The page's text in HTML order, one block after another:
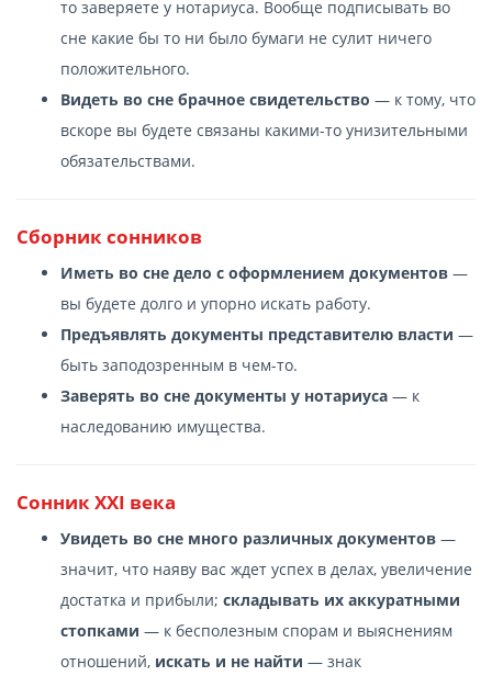
то заверяете у нотариуса. Вообще подписывать во
сне какие бы то ни было бумаги не сулит ничего
положительного.
Видеть во сне брачное свидетельство — к тому, что
вскоре вы будете связаны какими-то унизительными
обязательствами.
Сборник сонников
Иметь во сне дело с оформлением документов —
вы будете долго и упорно искать работу.
Предъявлять документы представителю власти —
быть заподозренным в чем-то.
Заверять во сне документы у нотариуса — к
наследованию имущества.
Сонник XXI века
Увидеть во сне много различных документов —
значит, что наяву вас ждет успех в делах, увеличение
достатка и прибыли; складывать их аккуратными
стопками — к бесполезным спорам и выяснениям
отношений, искать и не найти — знак